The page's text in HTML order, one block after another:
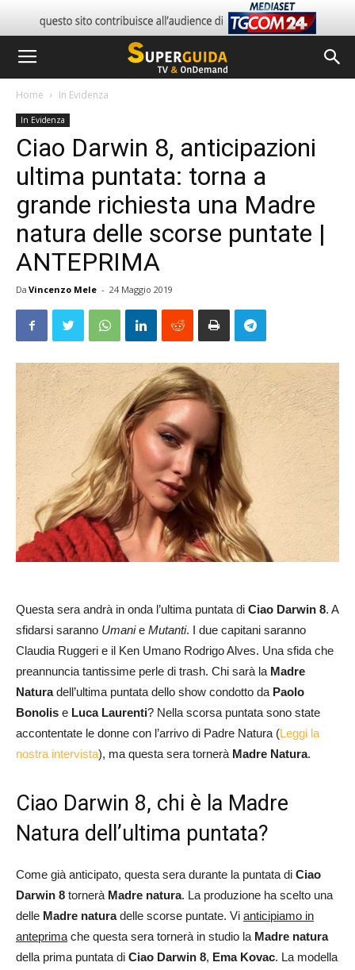
Home In Evidenza
In Evidenza
Ciao Darwin 8, anticipazioni
ultima puntata: torna a
grande richiesta una Madre
natura delle scorse puntate |
ANTEPRIMA
Da Vincenzo Mele - 24 Maggio 2019
Questa sera andrà in onda l’ultima puntata di Ciao Darwin 8. A
sfidarsi saranno Umanie Mutanti. I due capitani saranno
Claudia Ruggeri e il Ken Umano Rodrigo Alves. Una sfida che
preannuncia tantissime perle di trash. Chi sarà la Madre
Naturadell’ultima puntata dello show condotto da Paolo
Bonolis e Luca Laurenti? Nella scorsa puntata sono state
accontentate le donne con l’arrivo di Padre Natura (Leggi la
nostra intervista), ma questa sera tornerà Madre Natura.
Ciao Darwin 8, chi è la Madre
Natura dell’ultima puntata?
Come già anticipato, questa sera durante la puntata di Ciao
Darwin 8 tornerà Madre natura. La produzione ha scelto una
delle Madre naturadelle scorse puntate. Vi anticipiamo in
anteprima che questa sera tornerà in studio la Madre natura
della prima puntata di Ciao Darwin 8, Ema Kovac. La modella